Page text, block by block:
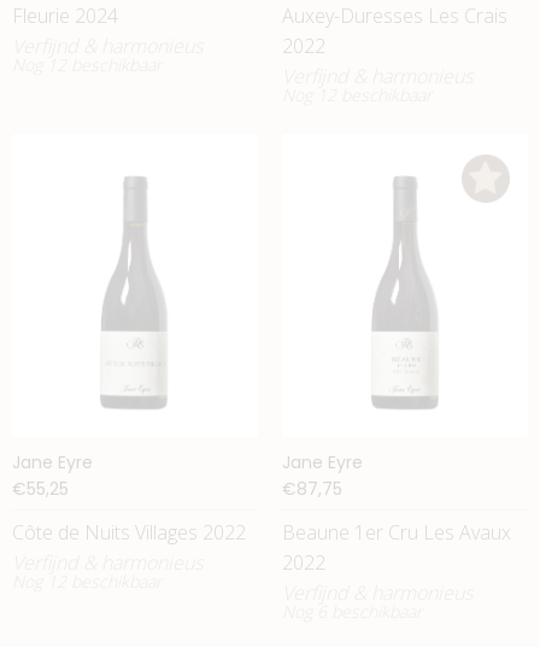
Fleurie 2024
Auxey-Duresses Les Crais
2022
Jane Eyre
€55,25
Côte de Nuits Villages 2022
Jane Eyre
€87,75
Beaune 1er Cru Les Avaux
2022